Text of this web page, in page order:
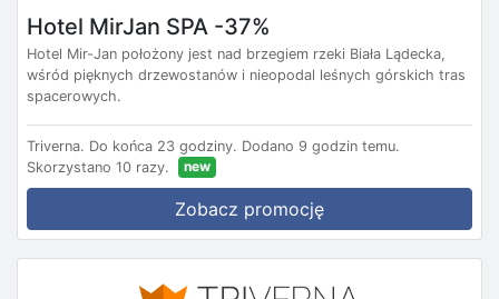
Hotel MirJan SPA -37%
Hotel Mir-Jan położony jest nad brzegiem rzeki Biała Lądecka,
wśród pięknych drzewostanów i nieopodal leśnych górskich tras
spacerowych.
Triverna. Do końca 23 godziny. Dodano 9 godzin temu.
Skorzystano 10 razy.
new
Zobacz promocję